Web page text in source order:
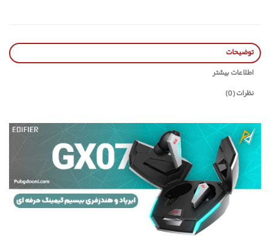
توضیحات
اطلاعات بیشتر
نظرات (0)